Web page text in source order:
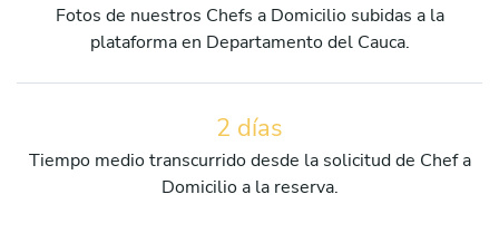
Fotos de nuestros Chefs a Domicilio subidas a la
plataforma en Departamento del Cauca.
2 días
Tiempo medio transcurrido desde la solicitud de Chef a
Domicilio a la reserva.